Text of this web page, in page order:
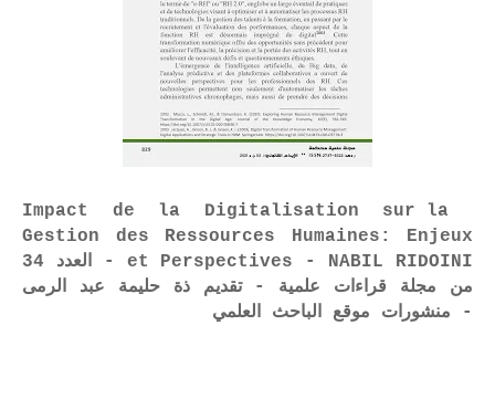
Impact de la Digitalisation sur la
Gestion des Ressources Humaines: Enjeux
et Perspectives - NABIL RIDOINI - العدد 34
من مجلة قراءات علمية - تقديم ذة حليمة عبد الرمى
- منشورات موقع الباحث العلمي